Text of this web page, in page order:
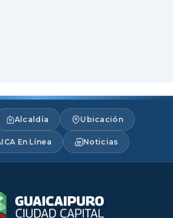
Alcaldía Ubicación
En Línea Noticias